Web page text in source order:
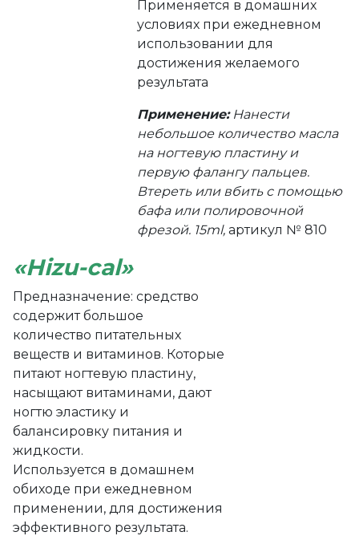
Применяется в домашних
условиях при ежедневном
использовании для
достижения желаемого
результата
Применение:Нанести
небольшое количество масла
на ногтевую пластину и
первую фалангу пальцев.
Втереть или вбить с помощью
бафа или полировочной
фрезой. 15ml, артикул № 810
«Hizu-cal»
Предназначение: средство
содержит большое
количество питательных
веществ и витаминов. Которые
питают ногтевую пластину,
насыщают витаминами, дают
ногтю эластику и
балансировку питания и
жидкости.
Используется в домашнем
обиходе при ежедневном
применении, для достижения
эффективного результата.